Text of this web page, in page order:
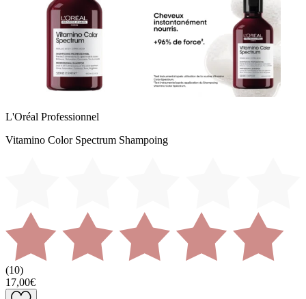
L'Oréal Professionnel
Vitamino Color Spectrum Shampoing
(10)
17,00€